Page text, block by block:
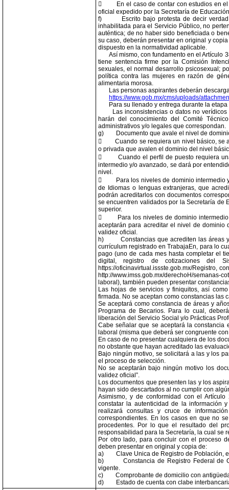

En el caso de contar con estudios en
oficial expedido por la Secretaría de
f)
Escrito bajo protesta de decir
inhabilitada para el Servicio Público, no
auténtica; de no haber sido beneficiada o
su caso, deberán presentar en original y
dispuesto en la normatividad aplicable.
Así mismo, con fundamento en el Artículo
tiene sentencia firme por la Comisión
sexuales, el normal desarrollo psicosexual;
política contra las mujeres en razón de
alimentaria morosa.
Las personas aspirantes deberán
https://www.gob.mx/cms/uploads/
Para su llenado y entrega durante la
Las inconsistencias o datos no
harán del conocimiento del Comité
administrativos y/o legales que correspondan.
g)
Documento que avale el nivel de

Cuando se requiera un nivel básico, se
o privada que avalen el dominio del nivel

Cuando el perfil de puesto requiera
intermedio y/o avanzado, se dará por
nivel.

Para los niveles de dominio
de Idiomas o lenguas extranjeras, que
podrán acreditarlos con documentos
se encuentren validados por la Secretaría de
superior.

Para los niveles de dominio
aceptarán para acreditar el nivel de dominio
validez oficial.
h)
Constancias que acrediten las
currículum registrado en TrabajaEn, para lo
pago (uno de cada mes hasta completar el
digital, registro de cotizaciones del
https://oficinavirtual.issste.gob.mx/Registro,
http://www.imss.gob.mx/derechoH/
laboral), también pueden presentar
Las hojas de servicios y finiquitos, así
firmada. No se aceptan como constancias las
Se aceptará como constancia de áreas y
Programa de Becarios. Para lo cual,
liberación del Servicio Social y/o Prácticas
Cabe señalar que se aceptará la constancia
laboral (misma que deberá ser congruente
En caso de no presentar cualquiera de los
no obstante que hayan acreditado las
Bajo ningún motivo, se solicitará a las y los
el proceso de selección.
No se aceptarán bajo ningún motivo los
validez oficial”.
Los documentos que presenten las y los
hayan sido descartados al no cumplir con
Asimismo, y de conformidad con el
constatar la autenticidad de la información
realizará consultas y cruce de
correspondientes. En los casos en que no
procedentes. Por lo que el resultado del
responsabilidad para la Secretaría, la cual se
Por otro lado, para concluir con el proceso
deben presentar en original y copia de:
a)
Clave Unica de Registro de Población,
b)
Constancia de Registro Federal de
vigente.
c)
Comprobante de domicilio con
d)
Estado de cuenta con clabe